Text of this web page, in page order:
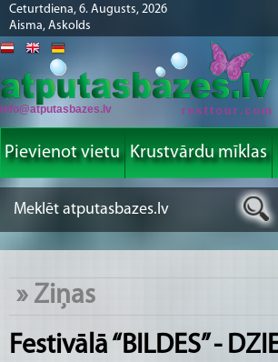
Ceturtdiena, 6. Augusts, 2026
Aisma, Askolds
info@atputasbazes.lv
Pievienot vietu Krustvārdu mīklas
» Ziņas
Festivālā “BILDES” -